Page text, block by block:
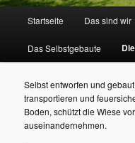
Startseite Das sind wir
Das Selbstgebaute
Selbst entworfen und
transportieren und
Boden, schützt die Wiese
auseinandernehmen.